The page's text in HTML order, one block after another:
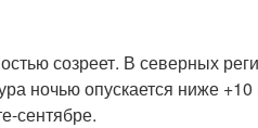
созреет. В северных
ночью опускается ниже
сентябре.